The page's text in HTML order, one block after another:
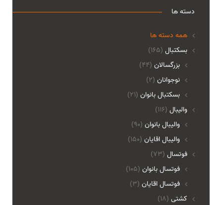
دسته ها
همه دسته ها
(165) بسکتبال
بزرگسالان (44)
نوجوانان (2)
بسکتبال بانوان (21)
(116) والیبال
واليبال بانوان (90)
واليبال اقايان (150)
(73) فوتسال
فوتسال بانوان (105)
فوتسال اقايان (3)
(18) کشتی